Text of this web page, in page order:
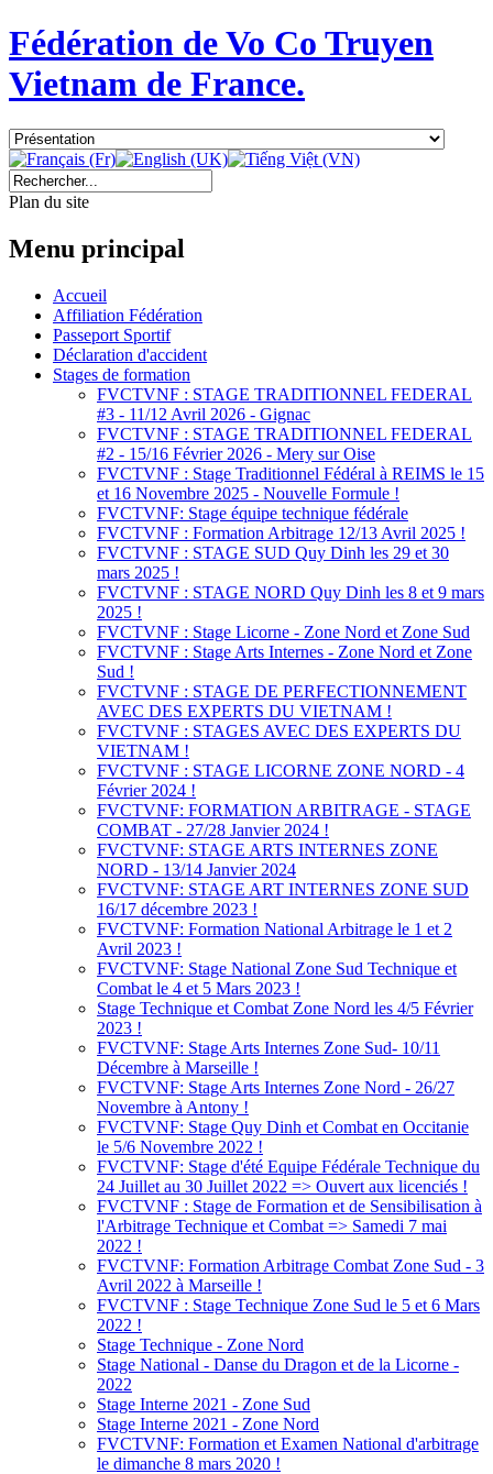
Fédération de Vo Co Truyen
Vietnam de France.
Plan du site
Menu principal
Accueil
Affiliation Fédération
Passeport Sportif
Déclaration d'accident
Stages de formation
FVCTVNF : STAGE TRADITIONNEL FEDERAL
#3 - 11/12 Avril 2026 - Gignac
FVCTVNF : STAGE TRADITIONNEL FEDERAL
#2 - 15/16 Février 2026 - Mery sur Oise
FVCTVNF : Stage Traditionnel Fédéral à REIMS le 15
et 16 Novembre 2025 - Nouvelle Formule !
FVCTVNF: Stage équipe technique fédérale
FVCTVNF : Formation Arbitrage 12/13 Avril 2025 !
FVCTVNF : STAGE SUD Quy Dinh les 29 et 30
mars 2025 !
FVCTVNF : STAGE NORD Quy Dinh les 8 et 9 mars
2025 !
FVCTVNF : Stage Licorne - Zone Nord et Zone Sud
FVCTVNF : Stage Arts Internes - Zone Nord et Zone
Sud !
FVCTVNF : STAGE DE PERFECTIONNEMENT
AVEC DES EXPERTS DU VIETNAM !
FVCTVNF : STAGES AVEC DES EXPERTS DU
VIETNAM !
FVCTVNF : STAGE LICORNE ZONE NORD - 4
Février 2024 !
FVCTVNF: FORMATION ARBITRAGE - STAGE
COMBAT - 27/28 Janvier 2024 !
FVCTVNF: STAGE ARTS INTERNES ZONE
NORD - 13/14 Janvier 2024
FVCTVNF: STAGE ART INTERNES ZONE SUD
16/17 décembre 2023 !
FVCTVNF: Formation National Arbitrage le 1 et 2
Avril 2023 !
FVCTVNF: Stage National Zone Sud Technique et
Combat le 4 et 5 Mars 2023 !
Stage Technique et Combat Zone Nord les 4/5 Février
2023 !
FVCTVNF: Stage Arts Internes Zone Sud- 10/11
Décembre à Marseille !
FVCTVNF: Stage Arts Internes Zone Nord - 26/27
Novembre à Antony !
FVCTVNF: Stage Quy Dinh et Combat en Occitanie
le 5/6 Novembre 2022 !
FVCTVNF: Stage d'été Equipe Fédérale Technique du
24 Juillet au 30 Juillet 2022 => Ouvert aux licenciés !
FVCTVNF : Stage de Formation et de Sensibilisation à
l'Arbitrage Technique et Combat => Samedi 7 mai
2022 !
FVCTVNF: Formation Arbitrage Combat Zone Sud - 3
Avril 2022 à Marseille !
FVCTVNF : Stage Technique Zone Sud le 5 et 6 Mars
2022 !
Stage Technique - Zone Nord
Stage National - Danse du Dragon et de la Licorne -
2022
Stage Interne 2021 - Zone Sud
Stage Interne 2021 - Zone Nord
FVCTVNF: Formation et Examen National d'arbitrage
le dimanche 8 mars 2020 !